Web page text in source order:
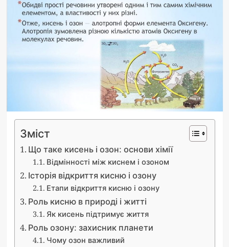
Зміст
Що таке кисень і озон: основи хімії
Відмінності між киснем і озоном
Історія відкриття кисню і озону
Етапи відкриття кисню і озону
Роль кисню в природі і житті
Як кисень підтримує життя
Роль озону: захисник планети
Чому озон важливий